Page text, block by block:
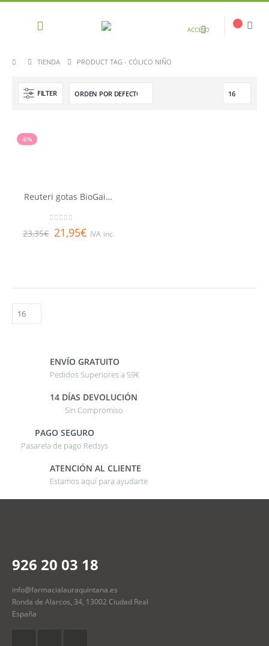
ACCESO
TIENDA PRODUCT TAG - CÓLICO NIÑO
FILTER
-6%
Reuteri gotas BioGaia 10 ml
23,35€ 21,95€ IVA inc.
ENVÍO GRATUITO
Pedidos Superiores a 59€
14 DÍAS DEVOLUCIÓN
Sin Compromiso
PAGO SEGURO
Pasarela de pago Redsys
ATENCIÓN AL CLIENTE
Estamos aquí para ayudarte
926 20 03 18
info@farmacialauraquintana.es
Ronda de Alarcos, 34, 13002 Ciudad Real
España